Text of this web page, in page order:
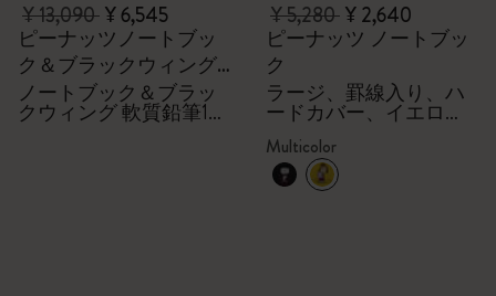
¥ 13,090¥ 6,545
ピーナッツノートブッ
ク＆ブラックウィング
鉛筆のセット
ノートブック＆ブラッ
クウィング 軟質鉛筆12
¥ 5,280¥ 2,640
ピーナッツ ノートブッ
ク
ラージ、罫線入り、ハ
ードカバー、イエロ
ー、ギフトボックス
Multicolor